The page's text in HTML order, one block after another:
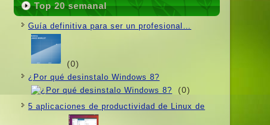
Top 20 semanal
Guí­a definitiva para ser un profesional…
(0)
¿Por qué desinstalo Windows 8?
(0)
5 aplicaciones de productividad de Linux de